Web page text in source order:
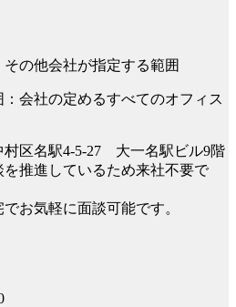
の他会社が指定する範囲
会社の定めるすべてのオフィス
村区名駅4-5-27 大一名駅ビル9階
推進しているため来社不要で
お気軽に面談可能です。